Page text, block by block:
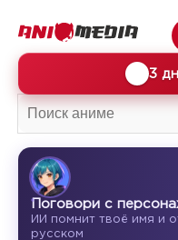
3
Поговори с
ИИ помнит твоё имя и
русском